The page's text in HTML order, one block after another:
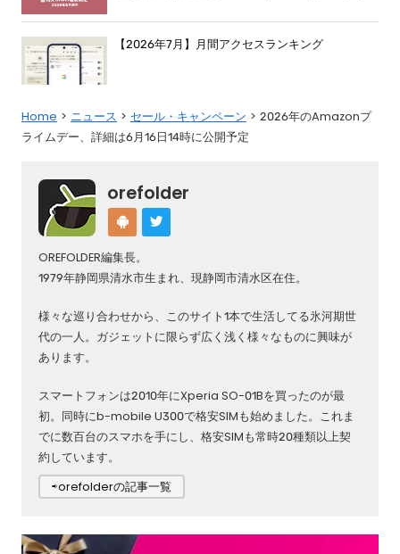
【2026年7月】月間アクセスランキング
Home ニュース セール・キャンペーン
2026年のAmazonプ
ライムデー、詳細は6月16日14時に公開予定
orefolder
OREFOLDER編集長。
1979年静岡県清水市生まれ、現静岡市清水区在住。
様々な巡り合わせから、このサイト1本で生活してる氷河期世
代の一人。ガジェットに限らず広く浅く様々なものに興味が
あります。
スマートフォンは2010年にXperia SO-01Bを買ったのが最
初。同時にb-mobile U300で格安SIMも始めました。これま
でに数百台のスマホを手にし、格安SIMも常時20種類以上契
約しています。
⇨orefolderの記事一覧